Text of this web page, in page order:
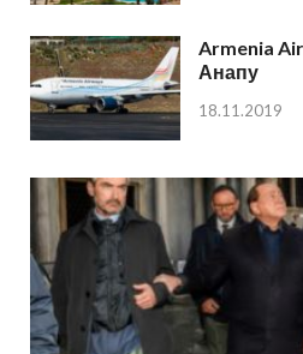
Armenia
Анапу
18.11.2019